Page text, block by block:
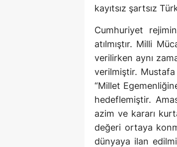
kayıtsız şartsız
Cumhuriyet
atılmıştır. Milli
verilirken aynı
verilmiştir. Mustafa
“Millet
hedeflemiştir.
azim ve kararı
değeri ortaya
dünyaya ilan